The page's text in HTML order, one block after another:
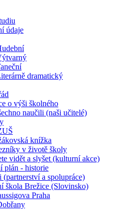
údaje
dramatický
o výši školného
naučili (naši učitelé)
knížka
v životě školy
vidět a slyšet (kulturní akce)
plán - historie
(partnerství a spolupráce)
škola Brežice (Slovinsko)
Praha